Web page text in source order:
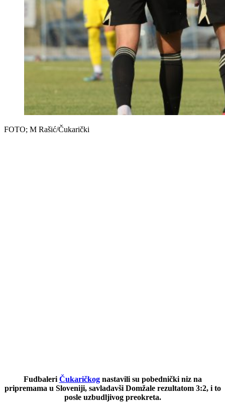
FOTO; M Rašić/Čukarički
Fudbaleri Čukaričkognastavili su pobednički niz na
pripremama u Sloveniji, savladavši Domžale rezultatom 3:2, i to
posle uzbudljivog preokreta.